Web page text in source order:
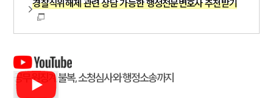
경찰직위해제 관련 상담 가능한 행정전문변호사 추천받기
공무원징계 불복, 소청심사와 행정소송까지